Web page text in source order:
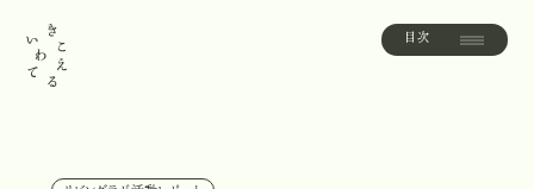
目次
目次